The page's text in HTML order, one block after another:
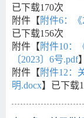
已下载170次
附件【 附件6：
已下载156次
附件【 附件10：
〔2023〕6号.pdf
附件【 附件12：
明.docx】已下载